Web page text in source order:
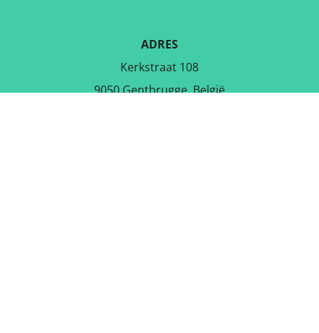
ADRES
Kerkstraat 108
9050 Gentbrugge, België